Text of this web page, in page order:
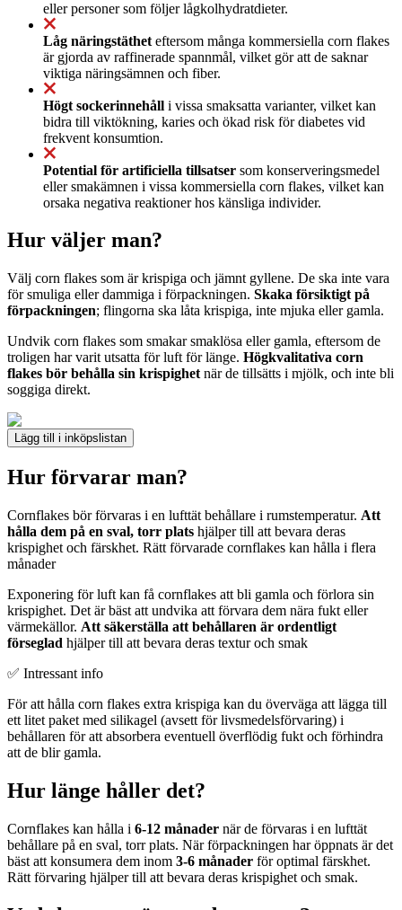
eller personer som följer lågkolhydratdieter.
Låg näringstäthet eftersom många kommersiella corn flakes
är gjorda av raffinerade spannmål, vilket gör att de saknar
viktiga näringsämnen och fiber.
Högt sockerinnehåll i vissa smaksatta varianter, vilket kan
bidra till viktökning, karies och ökad risk för diabetes vid
frekvent konsumtion.
Potential för artificiella tillsatser som konserveringsmedel
eller smakämnen i vissa kommersiella corn flakes, vilket kan
orsaka negativa reaktioner hos känsliga individer.
Hur väljer man?
Välj corn flakes som är krispiga och jämnt gyllene. De ska inte vara
för smuliga eller dammiga i förpackningen. Skaka försiktigt på
förpackningen; flingorna ska låta krispiga, inte mjuka eller gamla.
Undvik corn flakes som smakar smaklösa eller gamla, eftersom de
troligen har varit utsatta för luft för länge. Högkvalitativa corn
flakes bör behålla sin krispighet när de tillsätts i mjölk, och inte bli
soggiga direkt.
Lägg till i inköpslistan
Hur förvarar man?
Cornflakes bör förvaras i en lufttät behållare i rumstemperatur. Att
hålla dem på en sval, torr plats hjälper till att bevara deras
krispighet och färskhet. Rätt förvarade cornflakes kan hålla i flera
månader
Exponering för luft kan få cornflakes att bli gamla och förlora sin
krispighet. Det är bäst att undvika att förvara dem nära fukt eller
värmekällor. Att säkerställa att behållaren är ordentligt
förseglad hjälper till att bevara deras textur och smak
✅ Intressant info
För att hålla corn flakes extra krispiga kan du överväga att lägga till
ett litet paket med silikagel (avsett för livsmedelsförvaring) i
behållaren för att absorbera eventuell överflödig fukt och förhindra
att de blir gamla.
Hur länge håller det?
Cornflakes kan hålla i 6-12 månader när de förvaras i en lufttät
behållare på en sval, torr plats. När förpackningen har öppnats är det
bäst att konsumera dem inom 3-6 månader för optimal färskhet.
Rätt förvaring hjälper till att bevara deras krispighet och smak.